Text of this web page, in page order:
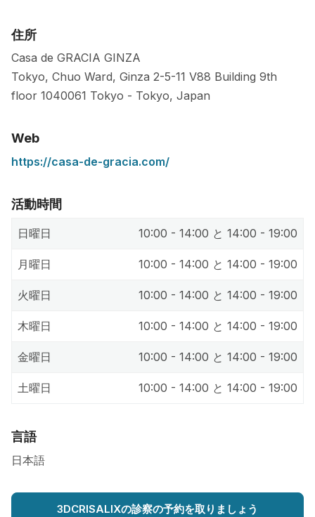
住所
Casa de GRACIA GINZA
Tokyo, Chuo Ward, Ginza 2-5-11 V88 Building 9th
floor 1040061 Tokyo - Tokyo, Japan
Web
https://casa-de-gracia.com/
活動時間
日曜日 10:00 - 14:00 と 14:00 - 19:00
月曜日 10:00 - 14:00 と 14:00 - 19:00
火曜日 10:00 - 14:00 と 14:00 - 19:00
木曜日 10:00 - 14:00 と 14:00 - 19:00
金曜日 10:00 - 14:00 と 14:00 - 19:00
土曜日 10:00 - 14:00 と 14:00 - 19:00
言語
日本語
3DCRISALIXの診察の予約を取りましょう